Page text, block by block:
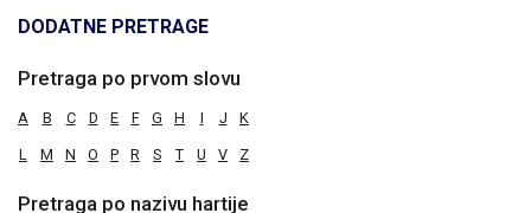
DODATNE PRETRAGE
Pretraga po prvom slovu
A B C D E F G H I J K
L M N O P R S T U V Z
Pretraga po nazivu hartije